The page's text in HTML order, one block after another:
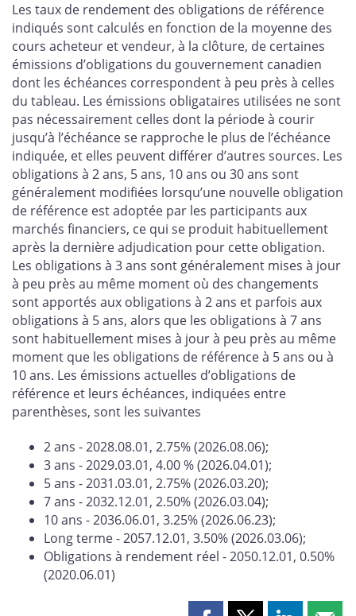
Les taux de rendement des obligations de référence
indiqués sont calculés en fonction de la moyenne des
cours acheteur et vendeur, à la clôture, de certaines
émissions d’obligations du gouvernement canadien
dont les échéances correspondent à peu près à celles
du tableau. Les émissions obligataires utilisées ne sont
pas nécessairement celles dont la période à courir
jusqu’à l’échéance se rapproche le plus de l’échéance
indiquée, et elles peuvent différer d’autres sources. Les
obligations à 2 ans, 5 ans, 10 ans ou 30 ans sont
généralement modifiées lorsqu’une nouvelle obligation
de référence est adoptée par les participants aux
marchés financiers, ce qui se produit habituellement
après la dernière adjudication pour cette obligation.
Les obligations à 3 ans sont généralement mises à jour
à peu près au même moment où des changements
sont apportés aux obligations à 2 ans et parfois aux
obligations à 5 ans, alors que les obligations à 7 ans
sont habituellement mises à jour à peu près au même
moment que les obligations de référence à 5 ans ou à
10 ans. Les émissions actuelles d’obligations de
référence et leurs échéances, indiquées entre
parenthèses, sont les suivantes
2 ans - 2028.08.01, 2.75% (2026.08.06);
3 ans - 2029.03.01, 4.00 % (2026.04.01);
5 ans - 2031.03.01, 2.75% (2026.03.20);
7 ans - 2032.12.01, 2.50% (2026.03.04);
10 ans - 2036.06.01, 3.25% (2026.06.23);
Long terme - 2057.12.01, 3.50% (2026.03.06);
Obligations à rendement réel - 2050.12.01, 0.50%
(2020.06.01)